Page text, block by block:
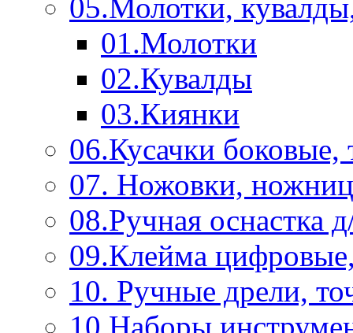
05.Молотки,
01.Молотки
02.Кувалды
03.Киянки
06.Кусачки боковые,
07. Ножовки,
08.Ручная оснастка
09.Клейма
10. Ручные дрели,
10.Наборы